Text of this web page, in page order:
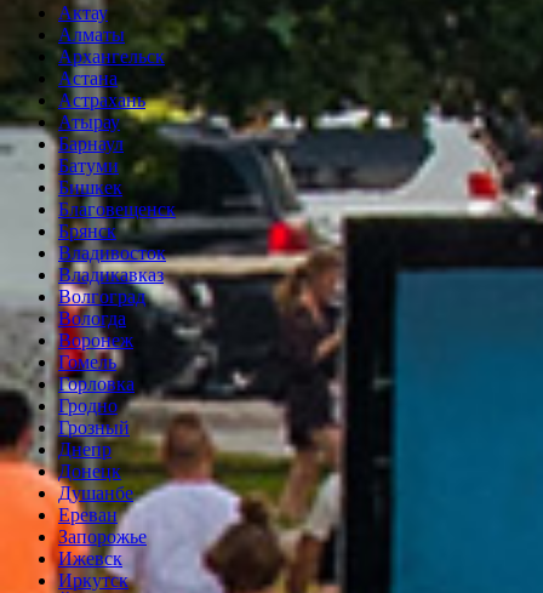
Актау
Алматы
Архангельск
Астана
Астрахань
Атырау
Барнаул
Батуми
Бишкек
Благовещенск
Брянск
Владивосток
Владикавказ
Волгоград
Вологда
Воронеж
Гомель
Горловка
Гродно
Грозный
Днепр
Донецк
Душанбе
Ереван
Запорожье
Ижевск
Иркутск